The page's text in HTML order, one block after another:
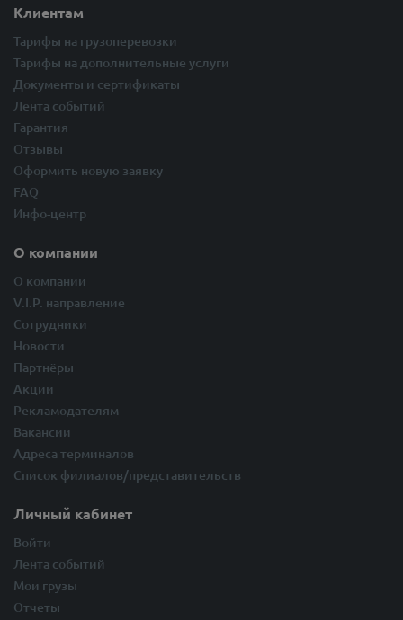
Клиентам
Тарифы на грузоперевозки
Тарифы на дополнительные услуги
Документы и сертификаты
Лента событий
Гарантия
Отзывы
Оформить новую заявку
FAQ
Инфо-центр
О компании
О компании
V.I.P. направление
Сотрудники
Новости
Партнёры
Акции
Рекламодателям
Вакансии
Адреса терминалов
Список филиалов/представительств
Личный кабинет
Войти
Лента событий
Мои грузы
Отчеты